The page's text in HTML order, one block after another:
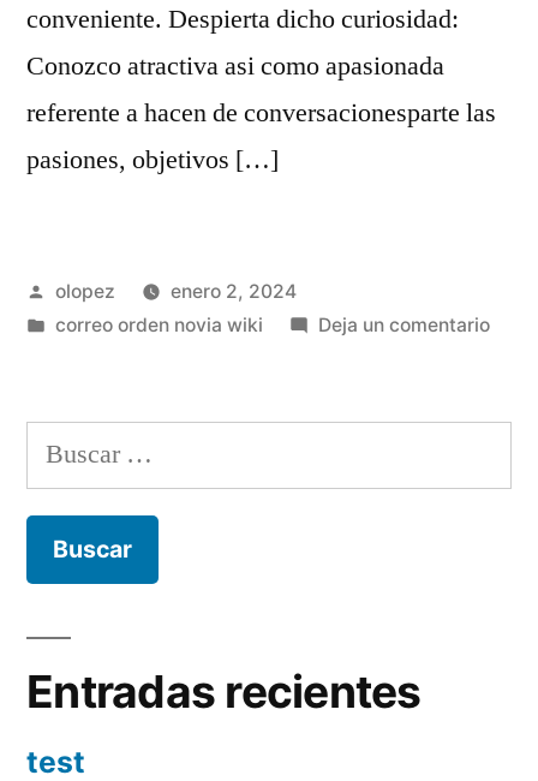
conveniente. Despierta dicho curiosidad:
Conozco atractiva asi­ como apasionada
referente a hacen de conversacionesparte las
pasiones, objetivos […]
Publicada
por
olopez
enero 2, 2024
Publicada
correo orden novia wiki Deja un comentarioen
el
Buscar:
Entradas recientes
test